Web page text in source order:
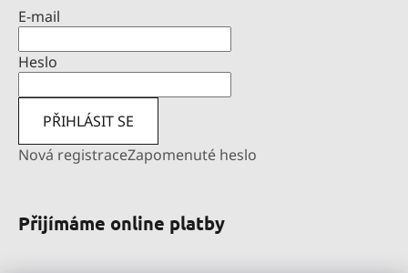
E-mail
Heslo
PŘIHLÁSIT SE
Nová registraceZapomenuté heslo
Přijímáme online platby